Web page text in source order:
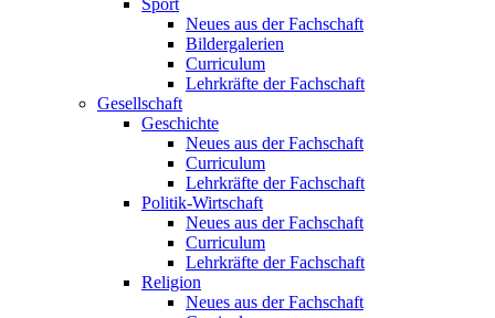
Neues aus der Fachschaft
Bildergalerien
Curriculum
Lehrkräfte der Fachschaft
Gesellschaft
Geschichte
Neues aus der Fachschaft
Curriculum
Lehrkräfte der Fachschaft
Politik-Wirtschaft
Neues aus der Fachschaft
Curriculum
Lehrkräfte der Fachschaft
Religion
Neues aus der Fachschaft